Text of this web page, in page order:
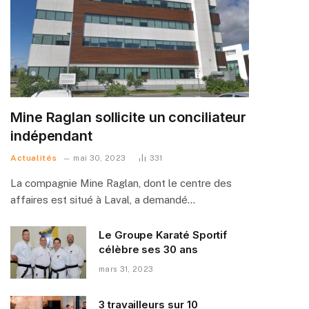
Mine Raglan sollicite un conciliateur
indépendant
Actualités mai 30, 2023 331
La compagnie Mine Raglan, dont le centre des
affaires est situé à Laval, a demandé…
Le Groupe Karaté Sportif
célèbre ses 30 ans
mars 31, 2023
3 travailleurs sur 10